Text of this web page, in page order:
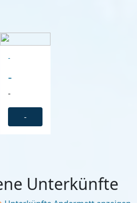
-
-
-
-
Unterkünfte